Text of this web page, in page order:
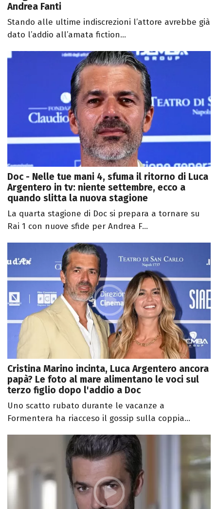
Andrea Fanti
Stando alle ultime indiscrezioni l’attore avrebbe già
dato l’addio all’amata fiction...
Doc - Nelle tue mani 4, sfuma il ritorno di Luca
Argentero in tv: niente settembre, ecco a
quando slitta la nuova stagione
La quarta stagione di Doc si prepara a tornare su
Rai 1 con nuove sfide per Andrea F...
Cristina Marino incinta, Luca Argentero ancora
papà? Le foto al mare alimentano le voci sul
terzo figlio dopo l'addio a Doc
Uno scatto rubato durante le vacanze a
Formentera ha riacceso il gossip sulla coppia...